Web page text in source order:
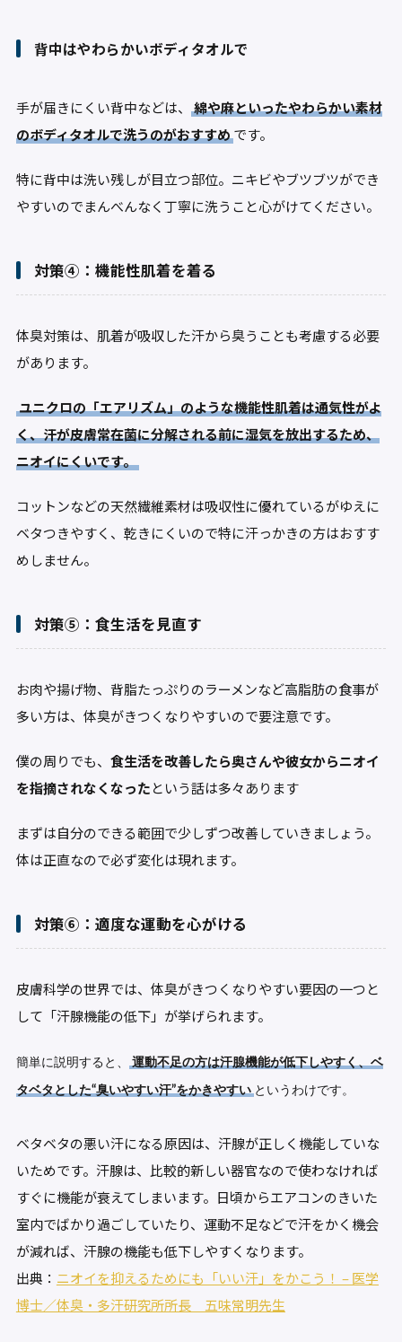
背中はやわらかいボディタオルで
手が届きにくい背中などは、
綿や麻といったやわらかい素材
のボディタオルで洗うのがおすすめです。
特に背中は洗い残しが目立つ部位。ニキビやブツブツができ
やすいのでまんべんなく丁寧に洗うこと心がけてください。
対策④：機能性肌着を着る
体臭対策は、肌着が吸収した汗から臭うことも考慮する必要
があります。
ユニクロの「エアリズム」のような機能性肌着は通気性がよ
く、汗が皮膚常在菌に分解される前に湿気を放出するため、
ニオイにくいです。
コットンなどの天然繊維素材は吸収性に優れているがゆえに
ベタつきやすく、乾きにくいので特に汗っかきの方はおすす
めしません。
対策⑤：食生活を見直す
お肉や揚げ物、背脂たっぷりのラーメンなど高脂肪の食事が
多い方は、体臭がきつくなりやすいので要注意です。
僕の周りでも、 食生活を改善したら奥さんや彼女からニオイ
を指摘されなくなったという話は多々あります
まずは自分のできる範囲で少しずつ改善していきましょう。
体は正直なので必ず変化は現れます。
対策⑥：適度な運動を心がける
皮膚科学の世界では、体臭がきつくなりやすい要因の一つと
して「汗腺機能の低下」が挙げられます。
簡単に説明すると、 運動不足の方は汗腺機能が低下しやすく、ベ
タベタとした“臭いやすい汗”をかきやすい というわけです。
ベタベタの悪い汗になる原因は、汗腺が正しく機能していな
いためです。汗腺は、比較的新しい器官なので使わなければ
すぐに機能が衰えてしまいます。日頃からエアコンのきいた
室内でばかり過ごしていたり、運動不足などで汗をかく機会
が減れば、汗腺の機能も低下しやすくなります。
出典： ニオイを抑えるためにも「いい汗」をかこう！ – 医学
博士／体臭・多汗研究所所長 五味常明先生